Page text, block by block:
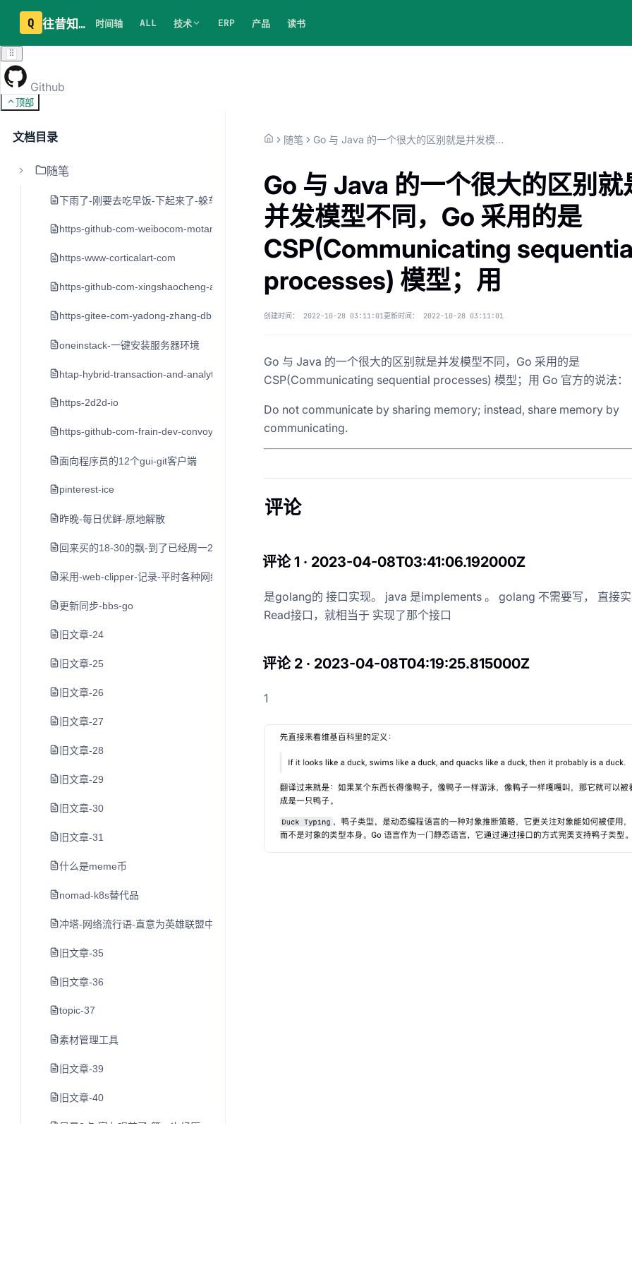
Q 往昔知识库 时间轴 ALL 技术 ERP 产品 读书
Github
顶部
文档目录
随笔
下雨了-刚要去吃早饭-下起来了-躲车里20分钟
https-github-com-weibocom-motan
https-www-corticalart-com
https-github-com-xingshaocheng-architect-awesome
https-gitee-com-yadong-zhang-dblog
oneinstack-一键安装服务器环境
htap-hybrid-transaction-and-analytical-processing-混合事务和分析处理
https-2d2d-io
https-github-com-frain-dev-convoy
面向程序员的12个gui-git客户端
pinterest-ice
昨晚-每日优鲜-原地解散
回来买的18-30的飘-到了已经周一2点了-打车到家不到3点
采用-web-clipper-记录-平时各种网络平台的-好文章-值得记录的事件-web网址-图书-电影等
更新同步-bbs-go
旧文章-24
旧文章-25
旧文章-26
旧文章-27
旧文章-28
旧文章-29
旧文章-30
旧文章-31
什么是meme币
nomad-k8s替代品
冲塔-网络流行语-直意为英雄联盟中尚未发育完全就去打防御塔-在网络环境下代指作死
旧文章-35
旧文章-36
topic-37
素材管理工具
旧文章-39
旧文章-40
早晨8点-室友喝茶了-第一次经历
随笔 Go 与 Java 的一个很大的区别就是并发模型不同，Go 采用的是 CSP(Communicating sequential processes) 模型；用
Go 与 Java 的一个很大的区别就
并发模型不同，Go 采用的是
CSP(Communicating
processes) 模型；用
创建时间： 2022-10-28 03:11:01更新时间： 2022-10-28 03:11:01
Go 与 Java 的一个很大的区别就是并发模型不同，Go 采用的是
CSP(Communicating sequential processes) 模型；用 Go 官方的说法：
Do not communicate by sharing memory; instead, share memory by
communicating.
评论
评论 1 · 2023-04-08T03:41:06.192000Z
是golang的 接口实现。 java 是implements 。 golang 不需要写， 直接
Read接口，就相当于 实现了那个接口
评论 2 · 2023-04-08T04:19:25.815000Z
1